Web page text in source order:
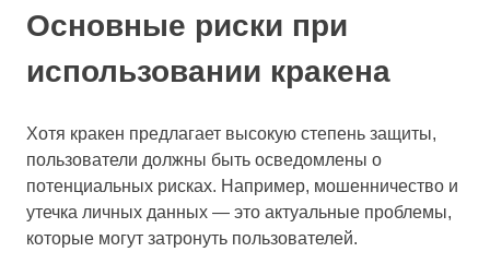
Основные риски при
использовании кракена
Хотя кракен предлагает высокую степень защиты,
пользователи должны быть осведомлены о
потенциальных рисках. Например, мошенничество и
утечка личных данных — это актуальные проблемы,
которые могут затронуть пользователей.